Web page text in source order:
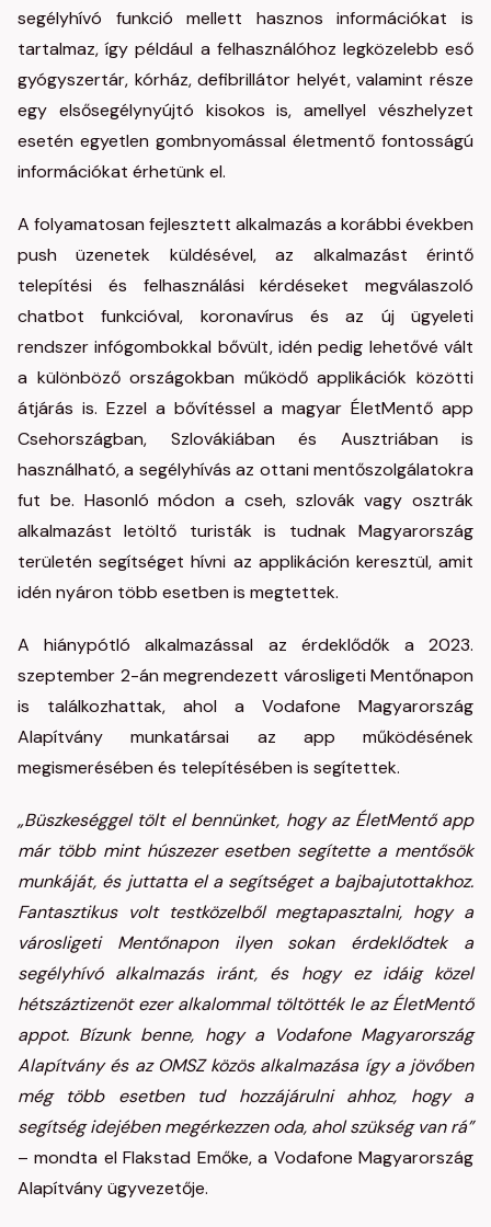
segélyhívó funkció mellett hasznos információkat is
tartalmaz, így például a felhasználóhoz legközelebb eső
gyógyszertár, kórház, defibrillátor helyét, valamint része
egy elsősegélynyújtó kisokos is, amellyel vészhelyzet
esetén egyetlen gombnyomással életmentő fontosságú
információkat érhetünk el.
A folyamatosan fejlesztett alkalmazás a korábbi években
push üzenetek küldésével, az alkalmazást érintő
telepítési és felhasználási kérdéseket megválaszoló
chatbot funkcióval, koronavírus és az új ügyeleti
rendszer infógombokkal bővült, idén pedig lehetővé vált
a különböző országokban működő applikációk közötti
átjárás is. Ezzel a bővítéssel a magyar ÉletMentő app
Csehországban, Szlovákiában és Ausztriában is
használható, a segélyhívás az ottani mentőszolgálatokra
fut be. Hasonló módon a cseh, szlovák vagy osztrák
alkalmazást letöltő turisták is tudnak Magyarország
területén segítséget hívni az applikáción keresztül, amit
idén nyáron több esetben is megtettek.
A hiánypótló alkalmazással az érdeklődők a 2023.
szeptember 2-án megrendezett városligeti Mentőnapon
is találkozhattak, ahol a Vodafone Magyarország
Alapítvány munkatársai az app működésének
megismerésében és telepítésében is segítettek.
„Büszkeséggel tölt el bennünket, hogy az ÉletMentő app
már több mint húszezer esetben segítette a mentősök
munkáját, és juttatta el a segítséget a bajbajutottakhoz.
Fantasztikus volt testközelből megtapasztalni, hogy a
városligeti Mentőnapon ilyen sokan érdeklődtek a
segélyhívó alkalmazás iránt, és hogy ez idáig közel
hétszáztizenöt ezer alkalommal töltötték le az ÉletMentő
appot. Bízunk benne, hogy a Vodafone Magyarország
Alapítvány és az OMSZ közös alkalmazása így a jövőben
még több esetben tud hozzájárulni ahhoz, hogy a
segítség idejében megérkezzen oda, ahol szükség van rá”
– mondta el Flakstad Emőke, a Vodafone Magyarország
Alapítvány ügyvezetője.